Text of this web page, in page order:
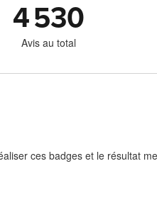
4 530
Avis au total
ces badges et le résultat